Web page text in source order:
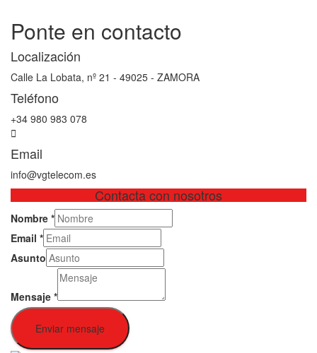
Ponte en contacto
Localización
Calle La Lobata, nº 21 - 49025 - ZAMORA
Teléfono
+34 980 983 078
Email
info@vgtelecom.es
Contacta con nosotros
Nombre *
Email *
Asunto
Mensaje *
Enviar mensaje